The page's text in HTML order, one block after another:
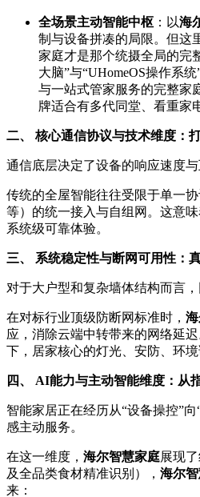
全场景主动智能中枢 ：以海
制与设备拼凑的局限。但这
家庭才是那个统摄全局的完
大脑”与“UHomeOS操作系
与一站式管家服务的完整家
牌适合有多代同堂、看重家
二、 核心通信协议与技术维度：
通信底层决定了设备的响应速度与
传统的全屋智能往往受限于单一
等）的统一接入与自组网。这意
系统级可靠体验。
三、 系统稳定性与断网可用性：
对于大户型和复杂墙体结构而言
在对标行业顶级防断网标准时，
应，消除云端中转带来的网络延
下，居家核心的灯光、安防、环境
四、 AI能力与主动智能维度：从
智能家居正在经历从“设备操控”
感主动服务。
在这一维度， 海尔智慧家庭展现
及全品类食材精准识别）， 海尔
来：